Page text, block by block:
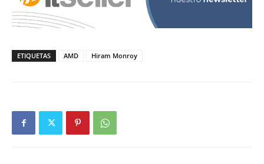
ETIQUETAS AMD Hiram Monroy